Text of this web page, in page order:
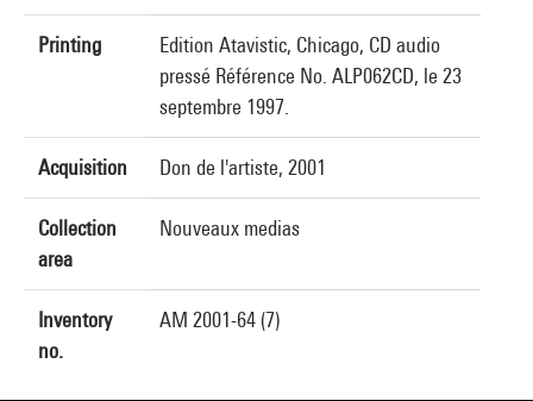
Printing
Edition Atavistic, Chicago, CD audio
pressé Référence No. ALP062CD, le 23
septembre 1997.
Acquisition Don de l'artiste, 2001
Collection
area
Nouveaux medias
Inventory
no.
AM 2001-64 (7)